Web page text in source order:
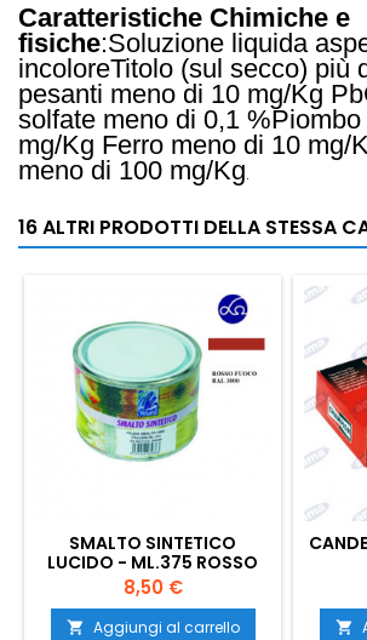
Caratteristiche Chimiche e
fisiche:Soluzione liquida
incoloreTitolo (sul secco) più
pesanti meno di 10 mg/Kg Pb
solfate meno di 0,1 %
mg/Kg Ferro meno di 10 mg/
meno di 100 mg/Kg.
16 ALTRI PRODOTTI DELLA STESSA
SMALTO SINTETICO
LUCIDO - ML.375 ROSSO
FUOCO RAL 3000
Prezzo
8,50 €
 Aggiungi al carrello 